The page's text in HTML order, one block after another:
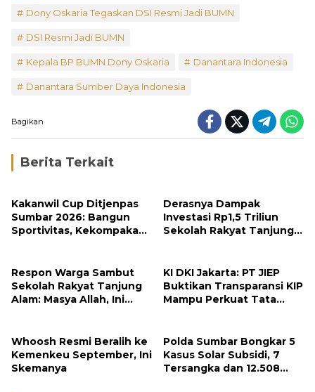
Dony Oskaria Tegaskan DSI Resmi Jadi BUMN
DSI Resmi Jadi BUMN
Kepala BP BUMN Dony Oskaria Danantara Indonesia
Danantara Sumber Daya Indonesia
Bagikan
Berita Terkait
Kakanwil Cup Ditjenpas
Sumbar 2026: Bangun
Sportivitas, Kekompakan
Derasnya Dampak
Investasi Rp1,5 Triliun
Sekolah Rakyat Tanjung
Respon Warga Sambut
Sekolah Rakyat Tanjung
Alam: Masya Allah, Ini
KI DKI Jakarta: PT JIEP
Buktikan Transparansi KIP
Mampu Perkuat Tata
Whoosh Resmi Beralih ke
Kemenkeu September, Ini
Skemanya
Polda Sumbar Bongkar 5
Kasus Solar Subsidi, 7
Tersangka dan 12.508